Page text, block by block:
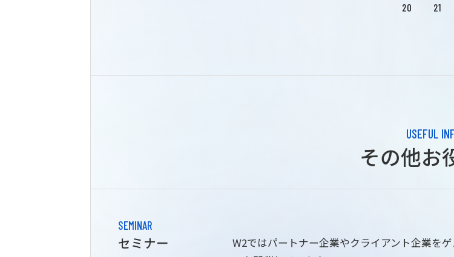
20
21
USEFUL
その他お
SEMINAR
セミナー
W2ではパートナー企業やクライアント企業を